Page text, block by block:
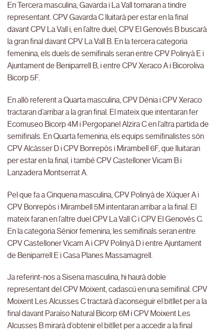
En Tercera masculina, Gavarda i La Vall tornaran a tindre
representant. CPV Gavarda C lluitarà per estar en la final
davant CPV La Vall i, en l’altre duel, CPV El Genovés B buscarà
la gran final davant CPV La Vall B. En la tercera categoria
femenina, els duels de semifinals seran entre CPV Polinyà E i
Ajuntament de Beniparrell B, i entre CPV Xeraco A i Bicoroliva
Bicorp 5F.
En allò referent a Quarta masculina, CPV Dénia i CPV Xeraco
tractaran d’arribar a la gran final. El mateix que intentaran fer
Ecomuseo Bicorp 4M i Pergopanel Alzira C en l’altra partida de
semifinals. En Quarta femenina, els equips semifinalistes són
CPV Alcàsser D i CPV Bonrepòs i Mirambell 6F, que lluitaran
per estar en la final, i també CPV Castelloner Vicam B i
Lanzadera Montserrat A.
Pel que fa a Cinquena masculina, CPV Polinyà de Xúquer A i
CPV Bonrepòs i Mirambell 5M intentaran arribar a la final. El
mateix faran en l’altre duel CPV La Vall C i CPV El Genovés C.
En la categoria Sénior femenina, les semifinals seran entre
CPV Castelloner Vicam A i CPV Polinyà D i entre Ajuntament
de Beniparrell E i Casa Planes Massamagrell.
Ja referint-nos a Sisena masculina, hi haurà doble
representant del CPV Moixent, cadascú en una semifinal. CPV
Moixent Les Alcusses C tractarà d’aconseguir el bitllet per a la
final davant Paraíso Natural Bicorp 6M i CPV Moixent Les
Alcusses B mirarà d’obtenir el bitllet per a accedir a la final